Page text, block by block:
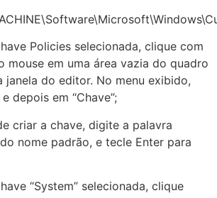
Policies selecionada, clique com
mouse em uma área vazia do quadro
do editor. No menu exibido,
depois em “Chave”;
criar a chave, digite a palavra
nome padrão, e tecle Enter para
“System” selecionada, clique